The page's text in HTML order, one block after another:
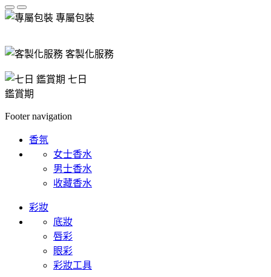
專屬包裝
客製化服務
七日
鑑賞期
Footer navigation
香氛
女士香水
男士香水
收藏香水
彩妝
底妝
唇彩
眼彩
彩妝工具